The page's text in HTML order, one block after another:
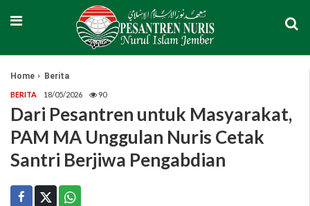
Home Berita
BERITA 18/05/2026 90
Dari Pesantren untuk Masyarakat,
PAM MA Unggulan Nuris Cetak
Santri Berjiwa Pengabdian